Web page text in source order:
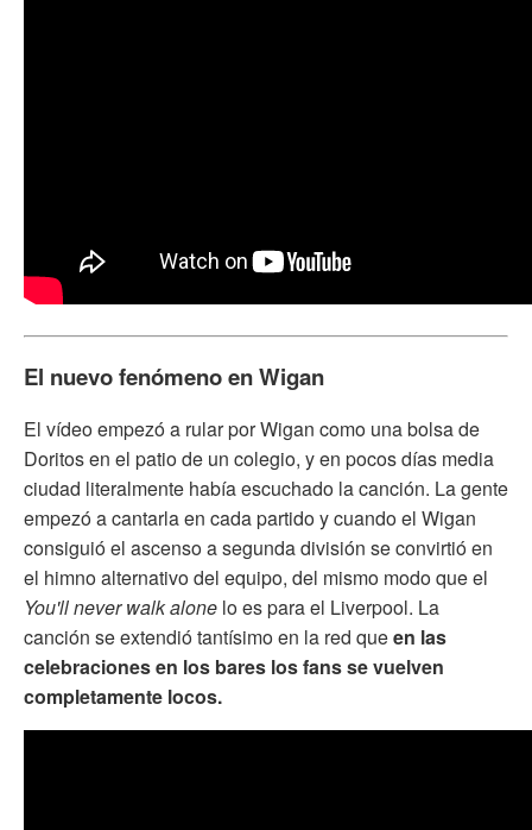
El nuevo fenómeno en Wigan
El vídeo empezó a rular por Wigan como una bolsa de
Doritos en el patio de un colegio, y en pocos días media
ciudad literalmente había escuchado la canción. La gente
empezó a cantarla en cada partido y cuando el Wigan
consiguió el ascenso a segunda división se convirtió en
el himno alternativo del equipo, del mismo modo que el
You'll never walk alone lo es para el Liverpool. La
canción se extendió tantísimo en la red queen las
celebraciones en los bares los fans se vuelven
completamente locos.